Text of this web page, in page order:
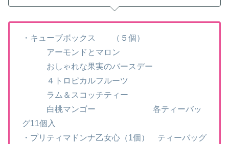
・キューブボックス （５個）
アーモンドとマロン
おしゃれな果実のバースデー
４トロピカルフルーツ
ラム＆スコッチティー
白桃マンゴー 各ティーバッ
グ11個入
・プリティマドンナ乙女心（1個） ティーバッグ